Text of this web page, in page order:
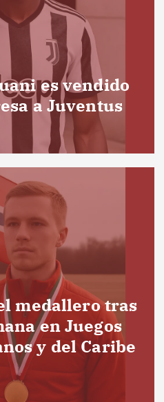
es vendido
a Juventus
medallero tras
en Juegos
y del Caribe